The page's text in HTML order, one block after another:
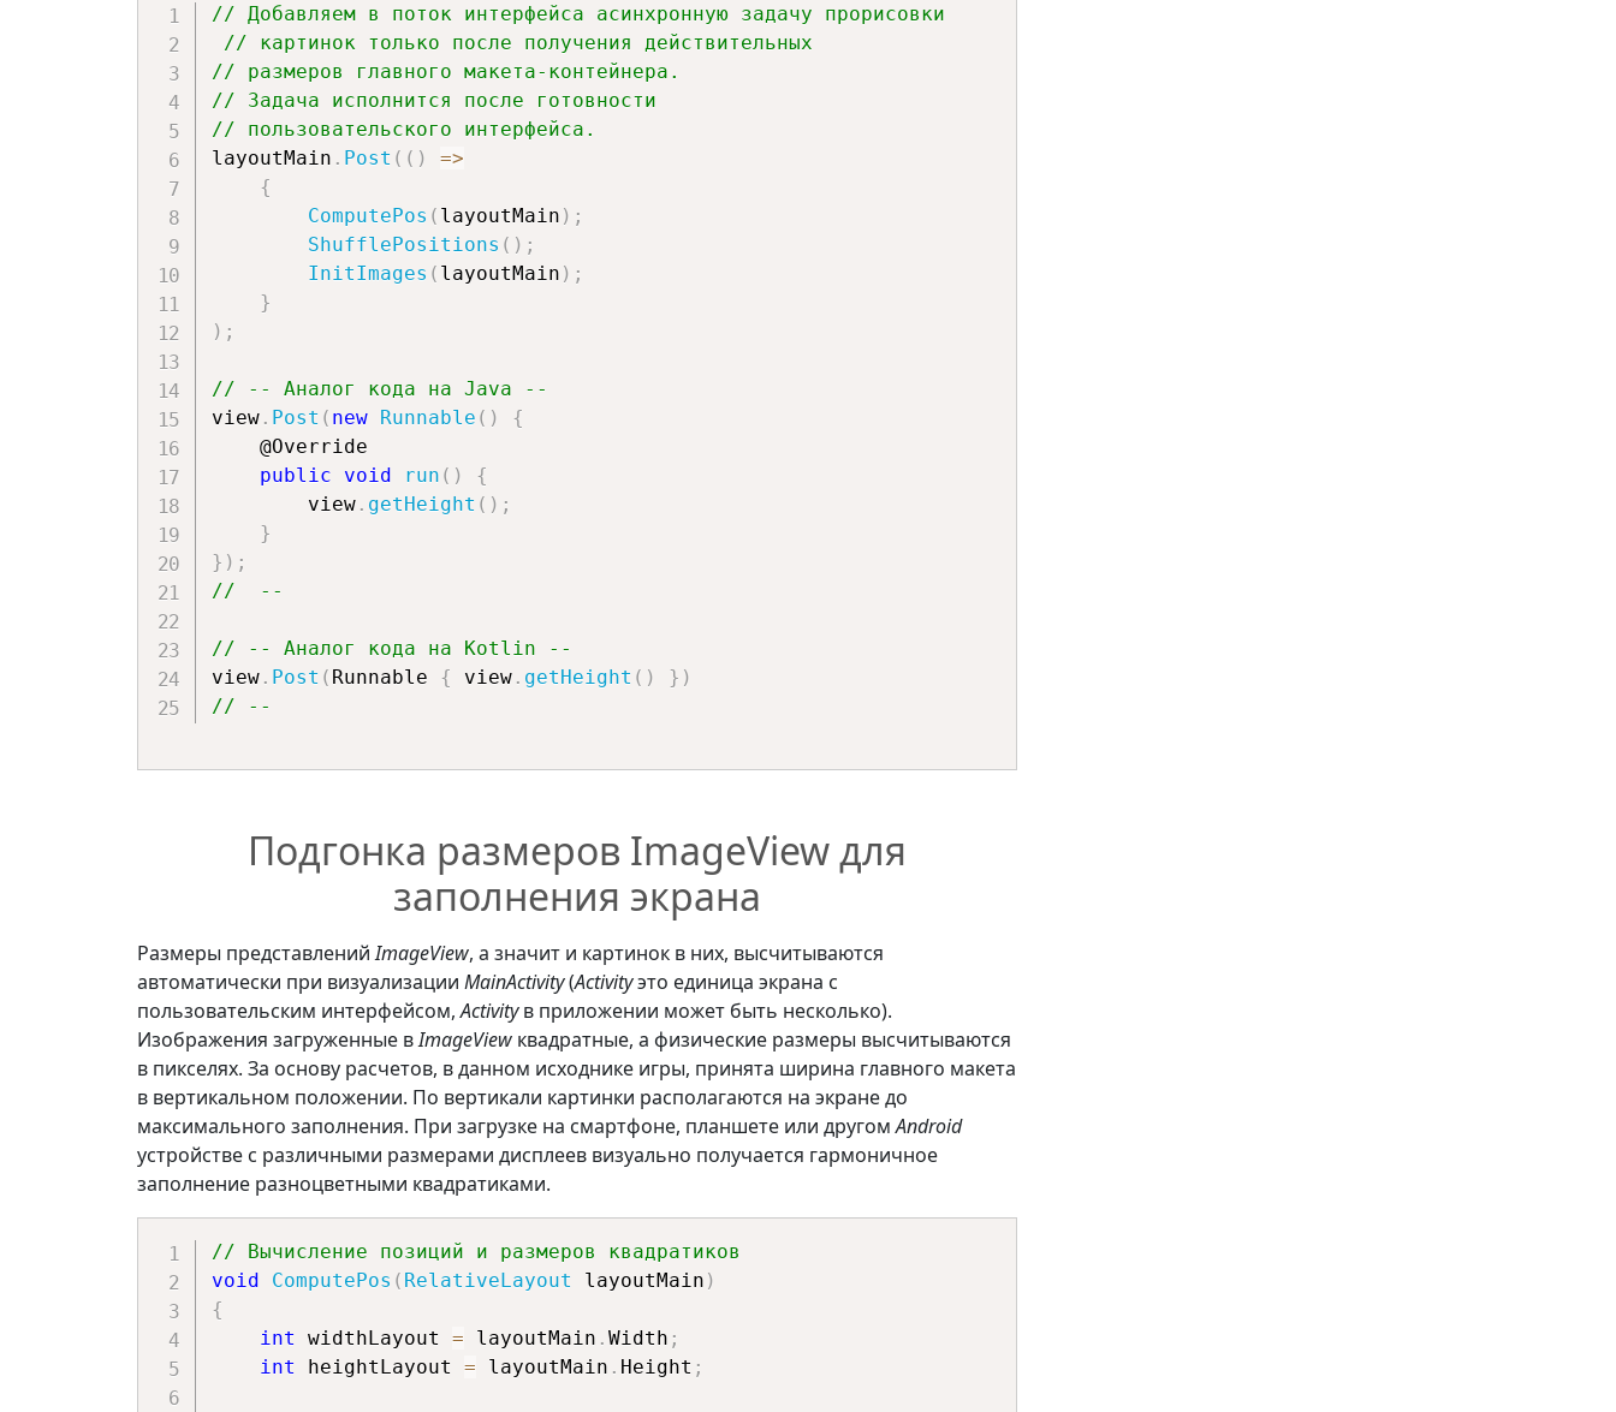
// Добавляем в поток интерфейса асинхронную задачу прорисовки
// картинок только после получения действительных
// размеров главного макета-контейнера.
// Задача исполнится после готовности
// пользовательского интерфейса.
layoutMain . Post ( ( )
=>
{
ComputePos ( layoutMain ) ;
ShufflePositions ( ) ;
InitImages ( layoutMain ) ;
}
) ;
// -- Аналог кода на Java --
view. Post ( new Runnable ( )
{
public
void run ( )
{
        view
. getHeight ( ) ;
}
} ) ;
//  --
// -- Аналог кода на Kotlin --
view. Post ( Runnable { view. getHeight ( ) } )
// --
Подгонка размеров ImageView для
заполнения экрана
Размеры представленийImageView, а значит и картинок в них, высчитываются
автоматически при визуализации MainActivity(Activityэто единица экрана с
пользовательским интерфейсом,Activityв приложении может быть несколько).
Изображения загруженные вImageView квадратные, а физические размеры высчитываются
в пикселях. За основу расчетов, в данном исходнике игры, принята ширина главного макета
в вертикальном положении. По вертикали картинки располагаются на экране до
максимального заполнения. При загрузке на смартфоне, планшете или другомAndroid
устройстве с различными размерами дисплеев визуально получается гармоничное
заполнение разноцветными квадратиками.
// Вычисление позиций и размеров квадратиков
void
ComputePos ( RelativeLayout layoutMain )
{
int widthLayout = layoutMain . Width ;
int heightLayout = layoutMain . Height ;